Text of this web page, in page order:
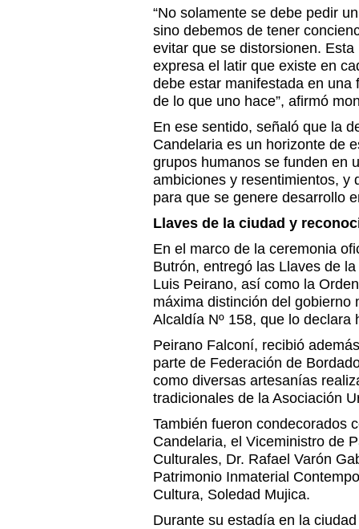
“No solamente se debe pedir
sino debemos de tener
evitar que se distorsionen.
expresa el latir que existe en
debe estar manifestada en
de lo que uno hace”, afirmó
En ese sentido, señaló que la
Candelaria es un horizonte de
grupos humanos se funden en
ambiciones y resentimientos, y
para que se genere desarrollo
Llaves de la ciudad y
En el marco de la ceremonia
Butrón, entregó las Llaves de
Luis Peirano, así como la
máxima distinción del gobierno
Alcaldía Nº 158, que lo declara
Peirano Falconí, recibió
parte de Federación de
como diversas artesanías
tradicionales de la Asociación
También fueron condecorados
Candelaria, el Viceministro de
Culturales, Dr. Rafael Varón
Patrimonio Inmaterial
Cultura, Soledad Mujica.
Durante su estadía en la